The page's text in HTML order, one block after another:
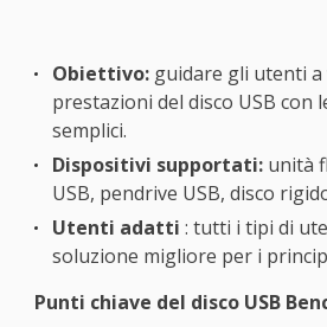
Obiettivo:guidare gli utenti a
prestazioni del disco USB con
semplici.
Dispositivi supportati:unità
USB, pendrive USB, disco
Utenti adatti : tutti i tipi di
soluzione migliore per i
Punti chiave del disco USB